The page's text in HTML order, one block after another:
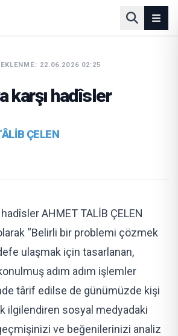
EKLENME: 22.06.2026 02:25
karşı hadîsler
ÇELEN
AHMET TALİB ÇELEN
“Belirli bir problemi çözmek
ulaşmak için tasarlanan,
adım adım işlemler
târif edilse de günümüzde kişi
ilgilendiren sosyal medyadaki
ve beğenilerinizi analiz